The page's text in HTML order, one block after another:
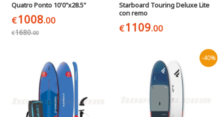
Quatro Ponto 10'0"x28.5"
€1008.00
€1680.00
Starboard Touring Deluxe Lite
con remo
€1109.00
-40%